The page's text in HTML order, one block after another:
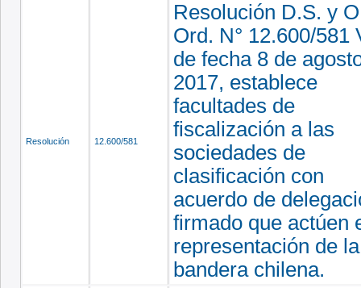
Resolución 12.600/581
Resolución D.S. y
Ord. N° 12.600/581
de fecha 8 de
2017, establece
facultades de
fiscalización a las
sociedades de
clasificación con
acuerdo de
firmado que actúen
representación de la
bandera chilena.